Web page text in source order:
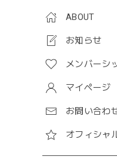
ABOUT
お知らせ
メンバーシ
マイページ
お問い合わ
オフィシャ